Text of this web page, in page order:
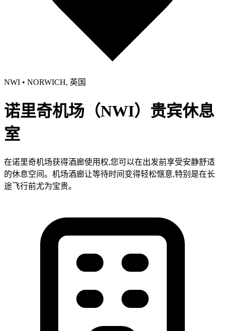
NWI • NORWICH, 英国
诺里奇机场（NWI）贵宾休息
室
在诺里奇机场获得酒廊使用权,您可以在出发前享受安静舒适
的休息空间。机场酒廊让等待时间变得轻松惬意,特别是在长
途飞行前尤为宝贵。